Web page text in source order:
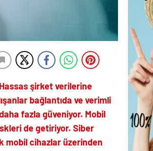
şirket verilerine
bağlantıda ve verimli
fazla güveniyor. Mobil
de getiriyor. Siber
mobil cihazlar üzerinden